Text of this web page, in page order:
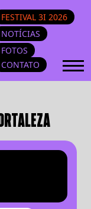
FESTIVAL 3I 2026
NOTÍCIAS
FOTOS
CONTATO